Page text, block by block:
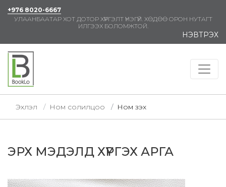
+976 8020-6667
УЛААНБААТАР ХОТ ДОТОР ХҮРГЭЛТ ҮНЭГҮЙ. ХӨДӨӨ ОРОН НУТАГТ
ИЛГЭЭХ БОЛОМЖТОЙ.
НЭВТРЭХ
Эхлэл Ном солилцоо Ном үзэх
ЭРХ МЭДЭЛД ХҮРГЭХ АРГА